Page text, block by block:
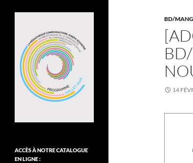
BD/
14
ACCÈS À NOTRE CATALOGUE
EN LIGNE :